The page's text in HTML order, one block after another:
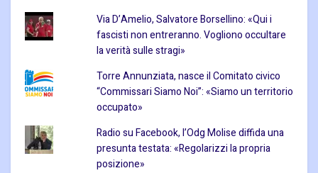
Via D’Amelio, Salvatore Borsellino: «Qui i
fascisti non entreranno. Vogliono occultare
la verità sulle stragi»
Torre Annunziata, nasce il Comitato civico
“Commissari Siamo Noi”: «Siamo un territorio
occupato»
Radio su Facebook, l’Odg Molise diffida una
presunta testata: «Regolarizzi la propria
posizione»